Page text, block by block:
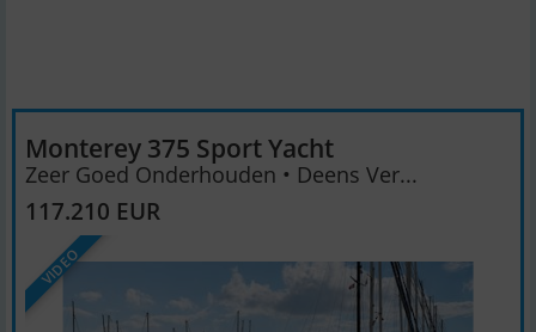
Monterey 375 Sport Yacht
Zeer Goed Onderhouden • Deens Ver...
117.210 EUR
VIDEO